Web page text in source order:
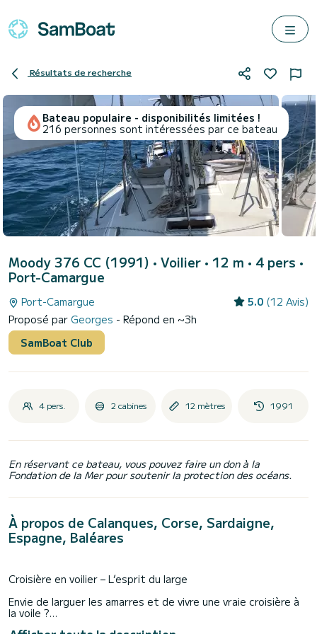
Résultats de recherche
Bateau populaire - disponibilités limitées !
216 personnes sont intéressées par ce bateau
Moody 376 CC (1991) • Voilier • 12 m • 4 pers •
Port-Camargue
Port-Camargue 5.0 (12 Avis)
Proposé par Georges - Répond en ~3h
SamBoat Club
4 pers. 2 cabines 12 mètres 1991
En réservant ce bateau, vous pouvez faire un don à la
Fondation de la Mer pour soutenir la protection des océans.
À propos de Calanques, Corse, Sardaigne,
Espagne, Baléares
Croisière en voilier – L’esprit du large
Envie de larguer les amarres et de vivre une vraie croisière à
la voile ?